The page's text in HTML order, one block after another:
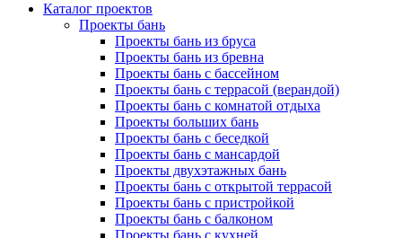
Каталог проектов
Проекты бань
Проекты бань из бруса
Проекты бань из бревна
Проекты бань с бассейном
Проекты бань с террасой (верандой)
Проекты бань с комнатой отдыха
Проекты больших бань
Проекты бань с беседкой
Проекты бань с мансардой
Проекты двухэтажных бань
Проекты бань с открытой террасой
Проекты бань с пристройкой
Проекты бань с балконом
Проекты бань с кухней